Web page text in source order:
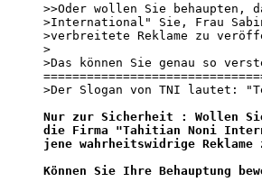
>>Oder wollen Sie behaupten,
>International" Sie, Frau
>verbreitete Reklame zu
>
>Das können Sie genau so
>Der Slogan von TNI lautet:
Nur zur Sicherheit : Wollen
die Firma "Tahitian Noni
jene wahrheitswidrige
Können Sie Ihre Behauptung